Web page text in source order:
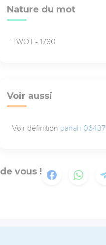
Nature du mot
TWOT - 1780
Voir aussi
Voir définition panah 06437
vous !